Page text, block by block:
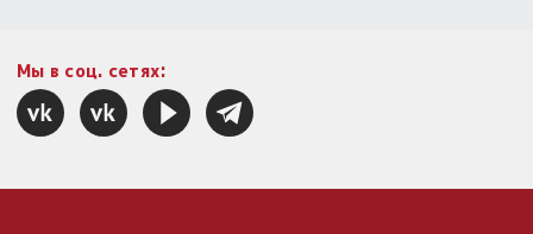
Мы в соц. сетях: